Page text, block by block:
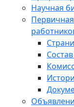
Научная